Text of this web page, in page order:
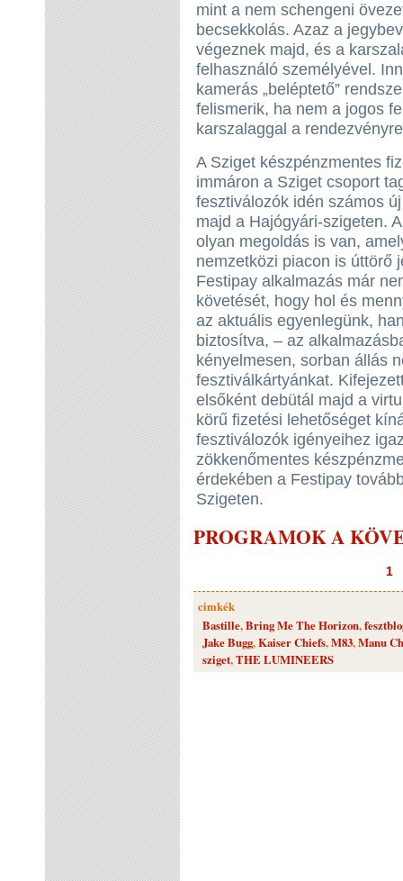
mint a nem schengeni
becsekkolás. Azaz a
végeznek majd, és a
felhasználó személyével.
kamerás „beléptető”
felismerik, ha nem a jogos
karszalaggal a
A Sziget készpénzmentes
immáron a Sziget csoport
fesztiválozók idén számos
majd a Hajógyári-szigeten.
olyan megoldás is van,
nemzetközi piacon is úttörő
Festipay alkalmazás már
követését, hogy hol és
az aktuális egyenlegünk,
biztosítva, – az
kényelmesen, sorban állás
fesztiválkártyánkat.
elsőként debütál majd a
körű fizetési lehetőséget
fesztiválozók igényeihez
zökkenőmentes
érdekében a Festipay
Szigeten.
PROGRAMOK A
1
cimkék
Bastille,Bring Me The Horizon,
Jake Bugg,Kaiser Chiefs,M83,Manu
sziget,THE LUMINEERS